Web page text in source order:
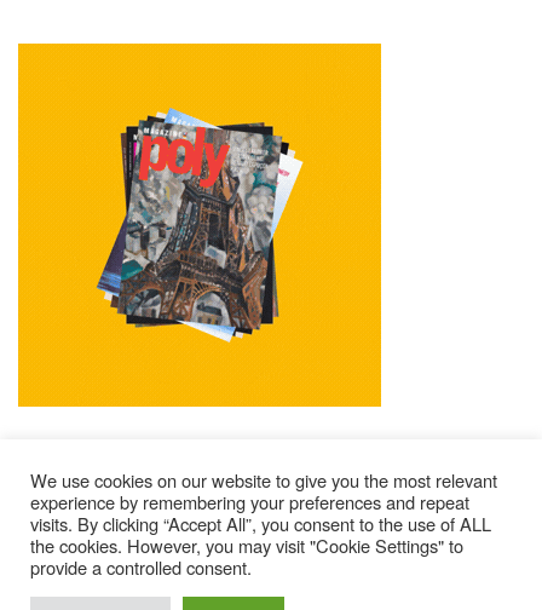
Mentions Légales Contacts
Où Trouver Poly ?
Lire Les Anciens N°
S’abonner À Poly
© 2025 – Magazine Poly – BKN
We use cookies on our website to give you the most relevant
experience by remembering your preferences and repeat
visits. By clicking “Accept All”, you consent to the use of ALL
the cookies. However, you may visit "Cookie Settings" to
provide a controlled consent.